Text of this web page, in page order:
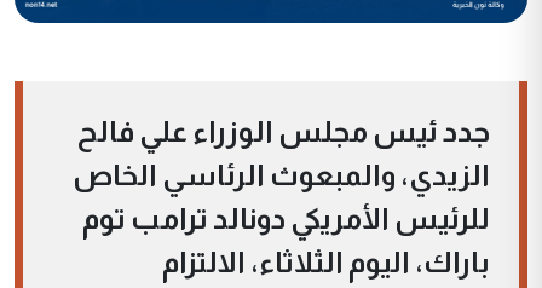
جدد ئيس مجلس الوزراء علي فالح
الزيدي، والمبعوث الرئاسي الخاص
للرئيس الأمريكي دونالد ترامب توم
باراك، اليوم الثلاثاء، الالتزام